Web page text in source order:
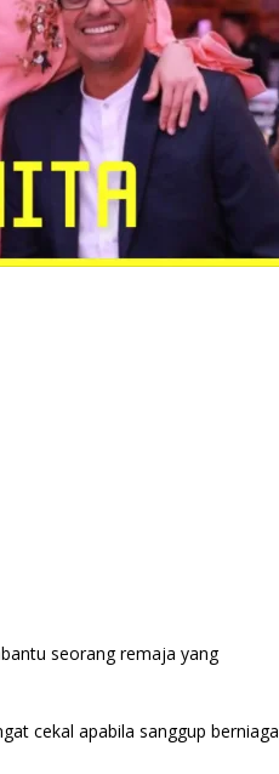
seorang remaja yang
cekal apabila sanggup berniaga